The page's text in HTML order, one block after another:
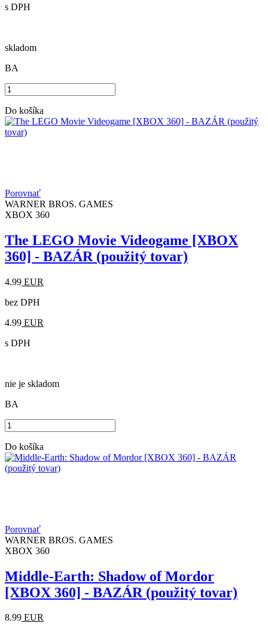
s DPH
skladom
BA
Do košíka
Porovnať
WARNER BROS. GAMES
XBOX 360
The LEGO Movie Videogame [XBOX
360] - BAZÁR (použitý tovar)
4.99 EUR
bez DPH
4.99 EUR
s DPH
nie je skladom
BA
Do košíka
Porovnať
WARNER BROS. GAMES
XBOX 360
Middle-Earth: Shadow of Mordor
[XBOX 360] - BAZÁR (použitý tovar)
8.99 EUR